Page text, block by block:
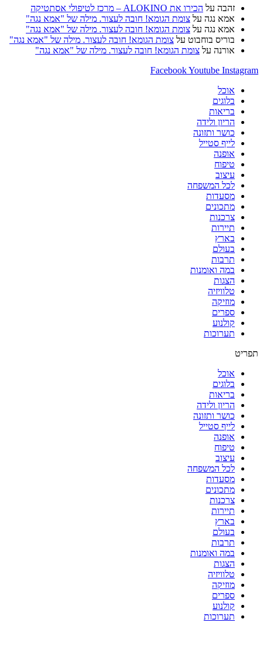
זהבהעלהכירו את ALOKINO – מרכז לטיפולי אסתטיקה
אמא נגהעל צומת הגומא! חובה לעצור. מילה של "אמא נגה"
אמא נגהעל צומת הגומא! חובה לעצור. מילה של "אמא נגה"
בוריס בוחבוט עלצומת הגומא! חובה לעצור. מילה של "אמא נגה"
אורנה
עלצומת הגומא! חובה לעצור. מילה של "אמא נגה"
FacebookYoutube
אוכל
בלוגים
בריאות
הריון ולידה
כושר ותזונה
לייף סטייל
אופנה
טיפוח
עיצוב
לכל המשפחה
מסעדות
מתכונים
צרכנות
תיירות
בארץ
בעולם
תרבות
במה ואומנות
הצגות
טלוויזיה
מוזיקה
ספרים
קולנוע
תערוכות
אוכל
בלוגים
בריאות
הריון ולידה
כושר ותזונה
לייף סטייל
אופנה
טיפוח
עיצוב
לכל המשפחה
מסעדות
מתכונים
צרכנות
תיירות
בארץ
בעולם
תרבות
במה ואומנות
הצגות
טלוויזיה
מוזיקה
ספרים
קולנוע
תערוכות